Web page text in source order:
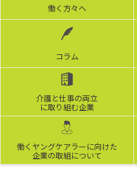
働く方々へ
コラム
介護と仕事の両立
に取り組む企業
働くヤングケアラーに向けた
企業の取組について